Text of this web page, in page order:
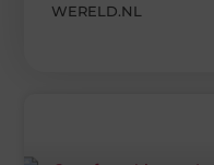
WERELD.NL